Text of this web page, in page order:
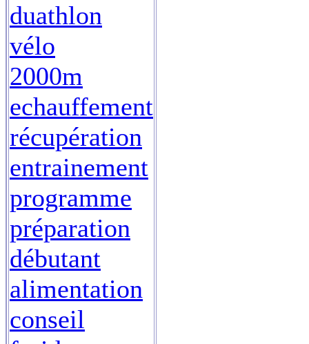
duathlon
vélo
2000m
echauffement
récupération
entrainement
programme
préparation
débutant
alimentation
conseil